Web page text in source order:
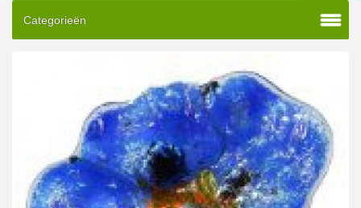
Categorieën